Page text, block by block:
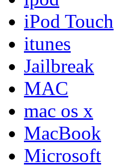
iPod Touch
itunes
Jailbreak
MAC
mac os x
MacBook
Microsoft